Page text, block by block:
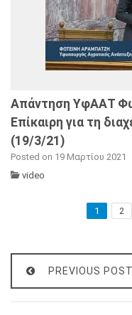
Απάντηση ΥφΑΑΤ
Επίκαιρη για τη
(19/3/21)
Posted on 19 Μαρτίου 2021
video
1 2
PREVIOUS POST